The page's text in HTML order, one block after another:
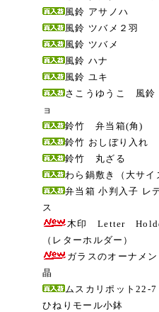
風鈴 アサノハ
風鈴 ツバメ２羽
風鈴 ツバメ
風鈴 ハナ
風鈴 ユキ
さこうゆうこ 風鈴
ョ
鈴竹 弁当箱(角)
鈴竹 おしぼり入れ
鈴竹 丸ざる
わら鍋敷き（大サイ
弁当箱 小判入子 レ
ス
木印 Letter
（レターホルダー）
ガラスのオーナメ
晶
ムスカリポット22-7
ひねりモール小鉢